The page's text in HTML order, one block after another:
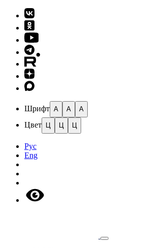
Шрифт A A A
Цвет Ц Ц Ц
Рус
Eng